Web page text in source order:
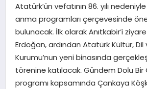
SAĞLIK
TEKNOLOJI
Atatürk’ün vefatının 86. yılı
anma programları çerçevesinde
bulunacak. İlk olarak Anıtkabir’i
Erdoğan, ardından Atatürk Kültür, Dil
Kurumu’nun yeni binasında
törenine katılacak. Gündem Dolu Bir
programı kapsamında Çankaya